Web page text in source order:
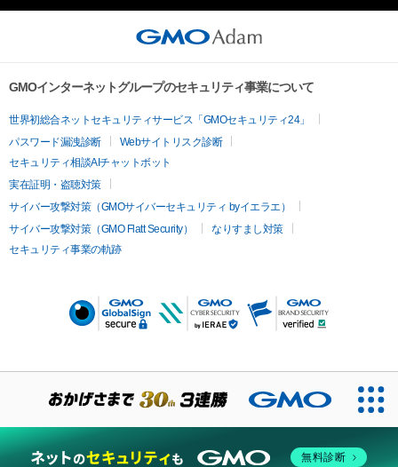
GMOインターネットグループのセキュリティ事業について
世界初総合ネットセキュリティサービス「GMOセキュリティ24」
パスワード漏洩診断
Webサイトリスク診断
セキュリティ相談AIチャットボット
実在証明・盗聴対策
サイバー攻撃対策（GMOサイバーセキュリティ byイエラエ）
サイバー攻撃対策（GMO Flatt Security）
なりすまし対策
セキュリティ事業の軌跡
無料診断